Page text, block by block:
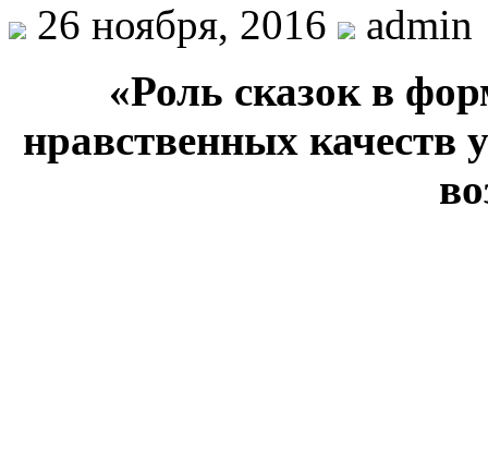
26 ноября, 2016
admin
«Роль сказок в
нравственных качеств